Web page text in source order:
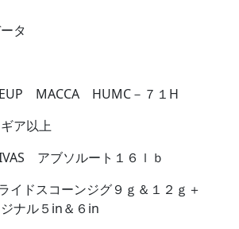
タ
MACCA HUMC－７１H
ア以上
アブソルート１６ｌｂ
イドスコーンジグ９ｇ＆１２ｇ＋
ナル５in＆６in